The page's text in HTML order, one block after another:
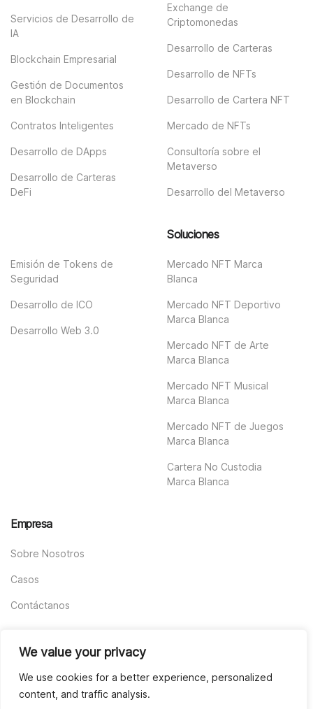
We value your privacy
We use cookies for a better experience, personalized
content, and traffic analysis.
Servicios de Desarrollo de
IA
Blockchain Empresarial
Gestión de Documentos
en Blockchain
Contratos Inteligentes
Desarrollo de DApps
Desarrollo de Carteras
DeFi
Exchange de
Criptomonedas
Desarrollo de Carteras
Desarrollo de NFTs
Desarrollo de Cartera NFT
Mercado de NFTs
Consultoría sobre el
Metaverso
Desarrollo del Metaverso
Emisión de Tokens de
Seguridad
Desarrollo de ICO
Desarrollo Web 3.0
Soluciones
Mercado NFT Marca
Blanca
Mercado NFT Deportivo
Marca Blanca
Mercado NFT de Arte
Marca Blanca
Mercado NFT Musical
Marca Blanca
Mercado NFT de Juegos
Marca Blanca
Cartera No Custodia
Marca Blanca
Empresa
Sobre Nosotros
Casos
Contáctanos
© ND LABS 2024. Todos los derechos reservados